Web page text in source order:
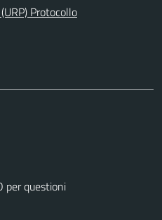
Protocollo
per questioni